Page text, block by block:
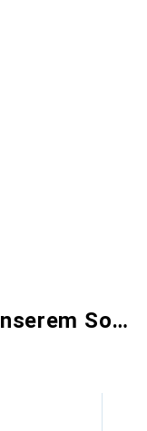
Weitere Produkte aus unserem Sortiment